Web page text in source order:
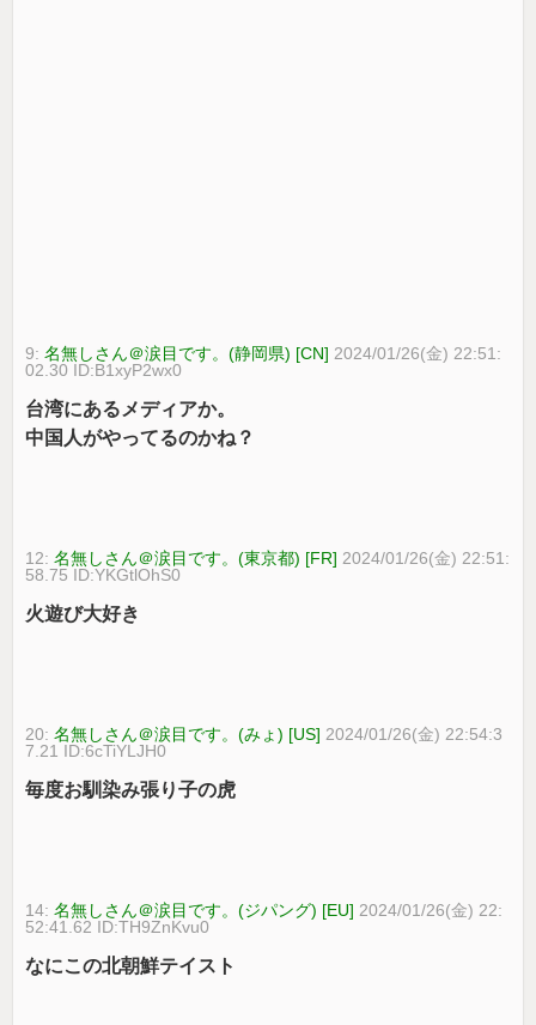
9:名無しさん＠涙目です。(静岡県) [CN] 2024/01/26(金) 22:51:
02.30 ID:B1xyP2wx0
台湾にあるメディアか。
中国人がやってるのかね？
12:名無しさん＠涙目です。(東京都) [FR] 2024/01/26(金) 22:51:
58.75 ID:YKGtlOhS0
火遊び大好き
20:名無しさん＠涙目です。(みょ) [US] 2024/01/26(金) 22:54:3
7.21 ID:6cTiYLJH0
毎度お馴染み張り子の虎
14:名無しさん＠涙目です。(ジパング) [EU] 2024/01/26(金) 22:
52:41.62 ID:TH9ZnKvu0
なにこの北朝鮮テイスト